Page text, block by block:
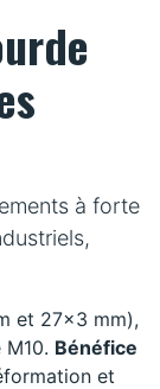
à forte
et 27x3 mm),
Bénéfice
et